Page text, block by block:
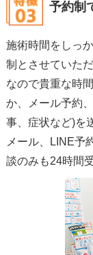
予約制
施術時間をしっ
制とさせていた
なので貴重な時
か、メール予約
事、症状など)を
メール、LINE予
談のみも24時間